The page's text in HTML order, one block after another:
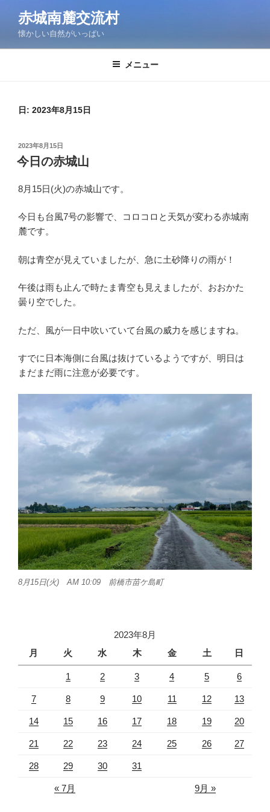
ン
赤城南麓交流村
懐かしい自然がいっぱい
メニュー
日: 2023年8月15日
投
稿
日:
2023年8月15日
今日の赤城山
8月15日(火)の赤城山です。
今日も台風7号の影響で、コロコロと天気が変わる赤城南
麓です。
朝は青空が見えていましたが、急に土砂降りの雨が！
午後は雨も止んで時たま青空も見えましたが、おおかた
曇り空でした。
ただ、風が一日中吹いていて台風の威力を感じますね。
すでに日本海側に台風は抜けているようですが、明日は
まだまだ雨に注意が必要です。
8月15日(火) AM 10:09 前橋市苗ケ島町
2023年8月
月
火 水 木 金 土 日
1 2 3 4 5 6
7 8 9 10 11 12 13
14 15 16 17 18 19 20
21 22 23 24 25 26 27
28 29 30 31
« 7月 9月 »